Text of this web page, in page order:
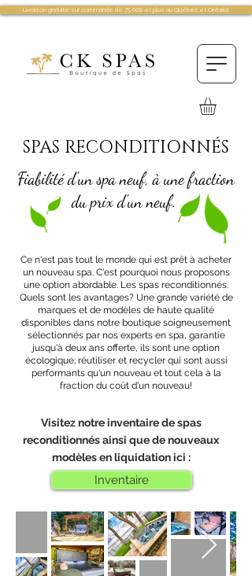
Livraison gratuite sur commande de 75.00$ et plus au Québec et Ontario!
SPAS RECONDITIONNÉS
Fiabilité d'un spa neuf, à une fraction
du prix d'un neuf.
Ce n'est pas tout le monde qui est prêt à acheter
un nouveau spa. C'est pourquoi nous proposons
une option abordable. Les spas reconditionnés.
Quels sont les avantages? Une grande variété de
marques et de modèles de haute qualité
disponibles dans notre boutique soigneusement
sélectionnés par nos experts en spa, garantie
jusqu'à deux ans offerte, ils sont une option
écologique; réutiliser et recycler qui sont aussi
performants qu'un nouveau et tout cela à la
fraction du coût d'un nouveau!
Visitez notre inventaire de spas
reconditionnés ainsi que de nouveaux
modèles en liquidation ici :
Inventaire